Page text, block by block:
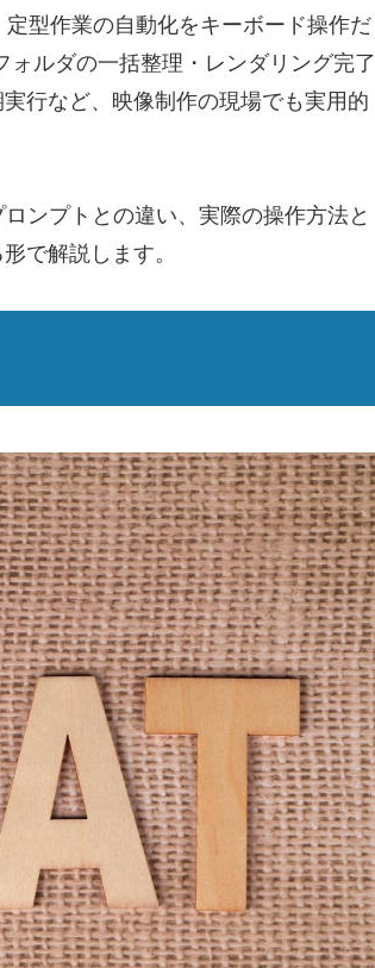
型作業の自動化をキーボード操作だ
ルダの一括整理・レンダリング完了
行など、映像制作の現場でも実用的
ンプトとの違い、実際の操作方法と
で解説します。